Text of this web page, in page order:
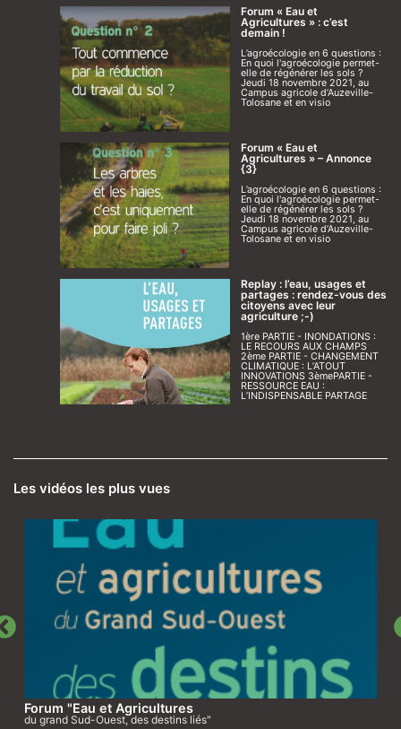
Forum « Eau et
Agricultures » : c’est
demain !
L’agroécologie en 6 questions :
En quoi l'agroécologie permet-
elle de régénérer les sols ?
Jeudi 18 novembre 2021, au
Campus agricole d’Auzeville-
Tolosane et en visio
Forum « Eau et
Agricultures » – Annonce
{3}
L’agroécologie en 6 questions :
En quoi l'agroécologie permet-
elle de régénérer les sols ?
Jeudi 18 novembre 2021, au
Campus agricole d’Auzeville-
Tolosane et en visio
Replay : l’eau, usages et
partages : rendez-vous des
citoyens avec leur
agriculture ;-)
1ère PARTIE - INONDATIONS :
LE RECOURS AUX CHAMPS
2ème PARTIE - CHANGEMENT
CLIMATIQUE : L’ATOUT
INNOVATIONS 3èmePARTIE -
RESSOURCE EAU :
L’INDISPENSABLE PARTAGE
Les vidéos les plus vues
Forum "Eau et Agricultures
du grand Sud-Ouest, des destins liés"